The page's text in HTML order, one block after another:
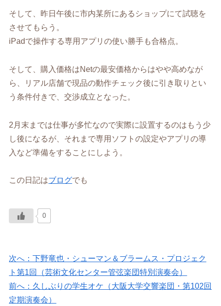
そして、昨日午後に市内某所にあるショップにて試聴を
させてもらう。
iPadで操作する専用アプリの使い勝手も合格点。
そして、購入価格はNetの最安価格からはやや高めなが
ら、リアル店舗で現品の動作チェック後に引き取りとい
う条件付きで、交渉成立となった。
2月末までは仕事が多忙なので実際に設置するのはもう少
し後になるが、それまで専用ソフトの設定やアプリの導
入など準備をすることにしよう。
この日記はブログでも
0
次へ：下野竜也・シューマン＆ブラームス・プロジェク
ト第1回（芸術文化センター管弦楽団特別演奏会）
前へ：久しぶりの学生オケ（大阪大学交響楽団・第102回
定期演奏会）